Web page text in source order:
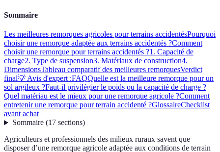
Sommaire
Les meilleures remorques agricoles pour terrains accidentésPourquoi
choisir une remorque adaptée aux terrains accidentés ?Comment
choisir une remorque pour terrains accidentés ?1. Capacité de
charge2. Type de suspension3. Matériaux de construction4.
DimensionsTableau comparatif des meilleures remorquesVerdict
final💡 Avis d'expert :FAQQuelle est la meilleure remorque pour un
sol argileux ?Faut-il privilégier le poids ou la capacité de charge ?
Quel matériau est le mieux pour une remorque agricole ?Comment
entretenir une remorque pour terrain accidenté ?GlossaireChecklist
avant achat
Sommaire(17 sections)
Agriculteurs et professionnels des milieux ruraux savent que
disposer d’une remorque agricole adaptée aux conditions de terrain